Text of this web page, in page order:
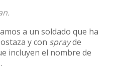
a un soldado que ha
y con sprayde
incluyen el nombre de